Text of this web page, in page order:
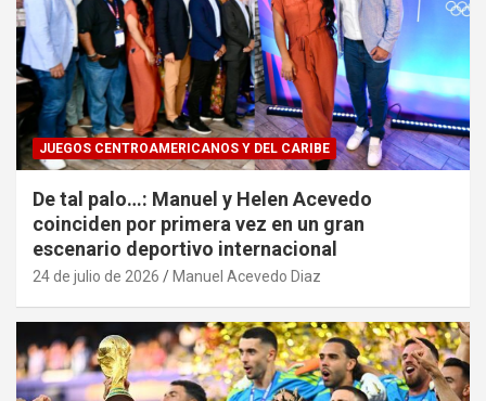
JUEGOS CENTROAMERICANOS Y DEL CARIBE
De tal palo…: Manuel y Helen Acevedo
coinciden por primera vez en un gran
escenario deportivo internacional
24 de julio de 2026 Manuel Acevedo Diaz